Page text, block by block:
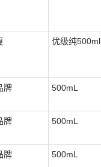
优级纯500ml
牌 500mL
牌 500mL
牌 500mL